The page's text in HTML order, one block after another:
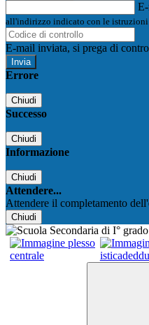
all'indirizzo indicato con le istruzioni
E-mail inviata, si prega di
Errore
Chiudi
Successo
Chiudi
Informazione
Chiudi
Attendere...
Attendere il completamento
Chiudi